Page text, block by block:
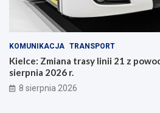
KOMUNIKACJA TRANSPORT
Kielce: Zmiana trasy linii 21 z
sierpnia 2026 r.
8 sierpnia 2026